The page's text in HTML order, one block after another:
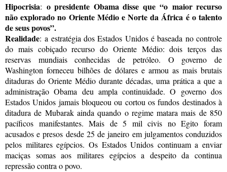
Hipocrisia: o presidente Obama disse que “o maior recurso
não explorado no Oriente Médio e Norte da África é o talento
de seus povos”.
Realidade: a estratégia dos Estados Unidos é baseada no controle
do mais cobiçado recurso do Oriente Médio: dois terços das
reservas mundiais conhecidas de petróleo. O governo de
Washington forneceu bilhões de dólares e armou as mais brutais
ditaduras do Oriente Médio durante décadas, uma prática a que a
administração Obama deu ampla continuidade. O governo dos
Estados Unidos jamais bloqueou ou cortou os fundos destinados à
ditadura de Mubarak ainda quando o regime matara mais de 850
pacíficos manifestantes. Mais de 5 mil civis no Egito foram
acusados e presos desde 25 de janeiro em julgamentos conduzidos
pelos militares egípcios. Os Estados Unidos continuam a enviar
maciças somas aos militares egípcios a despeito da continua
repressão contra o povo.